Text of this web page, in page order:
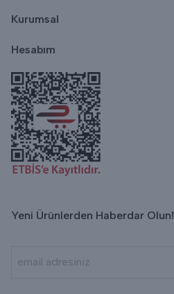
Kurumsal
Hesabım
Yeni Ürünlerden Haberdar Olun!